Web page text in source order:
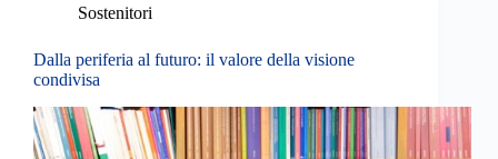
Sostenitori
Dalla periferia al futuro: il valore della visione
condivisa